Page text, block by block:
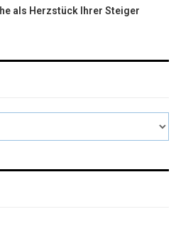
als Herzstück Ihrer Steiger